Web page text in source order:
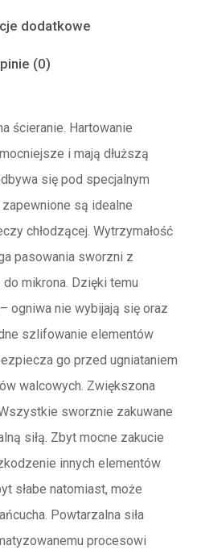
dodatkowe
(0)
ścieranie. Hartowanie
i mają dłuższą
się pod specjalnym
są idealne
chłodzącej. Wytrzymałość
pasowania sworzni z
do mikrona. Dzięki temu
ogniwa nie wybijają się oraz
szlifowanie elementów
go przed ugniataniem
walcowych. Zwiększona
sworznie zakuwane
siłą. Zbyt mocne zakucie
innych elementów
słabe natomiast, może
Powtarzalna siła
procesowi